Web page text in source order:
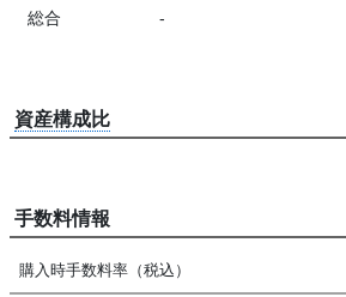
総合 -
資産構成比
手数料情報
購入時手数料率（税込）